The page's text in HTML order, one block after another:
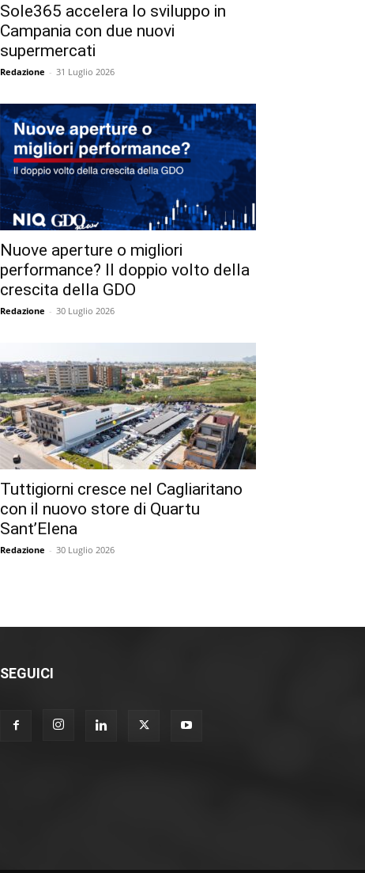
Sole365 accelera lo sviluppo in
Campania con due nuovi
supermercati
Redazione - 31 Luglio 2026
Nuove aperture o migliori
performance? Il doppio volto della
crescita della GDO
Redazione - 30 Luglio 2026
Tuttigiorni cresce nel Cagliaritano
con il nuovo store di Quartu
Sant’Elena
Redazione - 30 Luglio 2026
SEGUICI